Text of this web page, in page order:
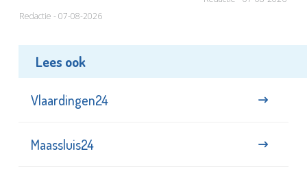
Redactie - 07-08-2026
Lees ook
Vlaardingen24
Maassluis24